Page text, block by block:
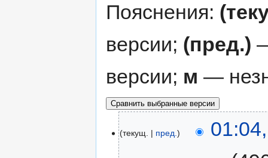
Пояснения:
версии; (пред.)
версии; м —
текущ. пред.